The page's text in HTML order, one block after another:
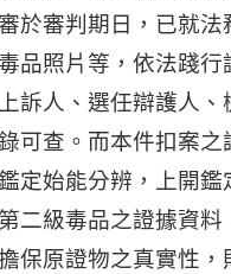
於審判期日，已就
品照片等，依法踐
訴人、選任辯護人、
可查。而本件扣案
定始能分辨，上開
二級毒品之證據資
保原證物之真實性，